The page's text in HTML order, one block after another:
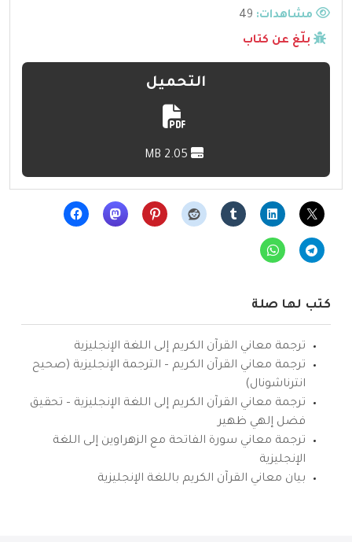
مشاهدات:
بلّغ عن كتاب
التحميل
كتب لها صلة
ترجمة معاني القرآن الكريم إلى اللغة الإنجليزية
ترجمة معاني القرآن الكريم – الترجمة الإنجليزية (صحيح
انترناشونال)
ترجمة معاني القرآن الكريم إلى اللغة الإنجليزية – تحقيق
فضل إلهي ظهير
ترجمة معاني سورة الفاتحة مع الزهراوين إلى اللغة
الإنجليزية
بيان معاني القرآن الكريم باللغة الإنجليزية